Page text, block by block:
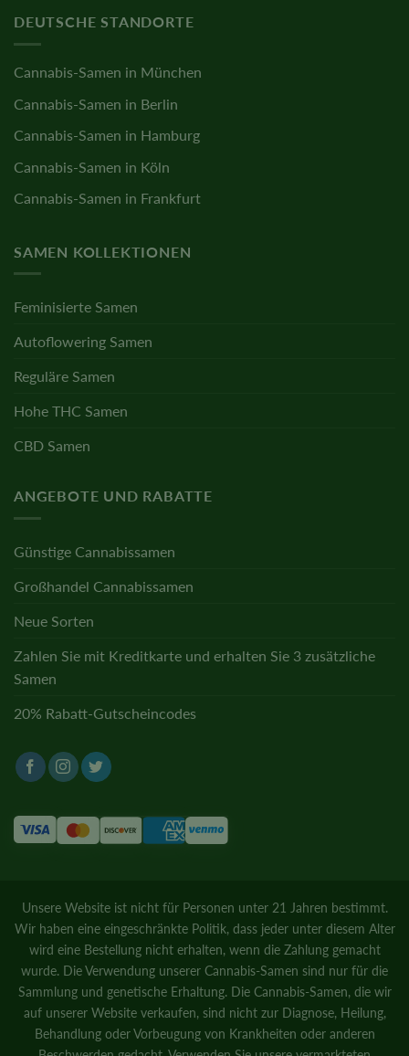
DEUTSCHE STANDORTE
Cannabis-Samen in München
Cannabis-Samen in Berlin
Cannabis-Samen in Hamburg
Cannabis-Samen in Köln
Cannabis-Samen in Frankfurt
SAMEN KOLLEKTIONEN
Feminisierte Samen
Autoflowering Samen
Reguläre Samen
Hohe THC Samen
CBD Samen
ANGEBOTE UND RABATTE
Günstige Cannabissamen
Großhandel Cannabissamen
Neue Sorten
Zahlen Sie mit Kreditkarte und erhalten Sie 3 zusätzliche
Samen
20% Rabatt-Gutscheincodes
Unsere Website ist nicht für Personen unter 21 Jahren bestimmt.
Wir haben eine eingeschränkte Politik, dass jeder unter diesem Alter
wird eine Bestellung nicht erhalten, wenn die Zahlung gemacht
wurde. Die Verwendung unserer Cannabis-Samen sind nur für die
Sammlung und genetische Erhaltung. Die Cannabis-Samen, die wir
auf unserer Website verkaufen, sind nicht zur Diagnose, Heilung,
Behandlung oder Vorbeugung von Krankheiten oder anderen